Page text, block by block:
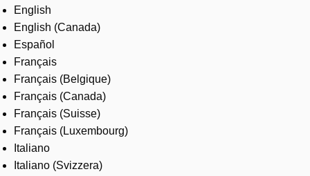
Careers
English
English (Canada)
Español
Français
Français (Belgique)
Français (Canada)
Français (Suisse)
Français (Luxembourg)
Italiano
Italiano (Svizzera)